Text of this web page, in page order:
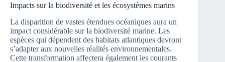
Impacts sur la biodiversité et les écosystèmes marins
La disparition de vastes étendues océaniques aura un
impact considérable sur la biodiversité marine. Les
espèces qui dépendent des habitats atlantiques devront
s’adapter aux nouvelles réalités environnementales.
Cette transformation affectera également les courants